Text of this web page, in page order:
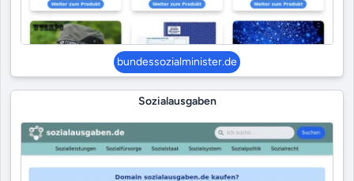
bundessozialminister.de
Sozialausgaben